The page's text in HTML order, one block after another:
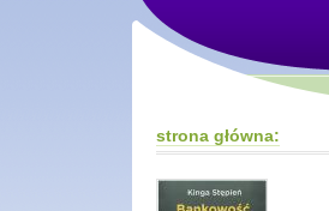
strona główna: